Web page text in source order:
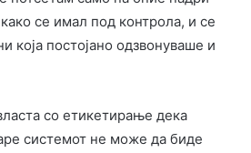
се имал под контрола, и се
која постојано одзвонуваше и
со етикетирање дека
системот не може да биде